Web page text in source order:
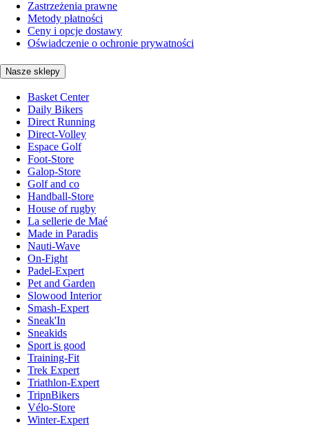
Zastrzeżenia prawne
Metody płatności
Ceny i opcje dostawy
Oświadczenie o ochronie prywatności
Nasze sklepy
Basket Center
Daily Bikers
Direct Running
Direct-Volley
Espace Golf
Foot-Store
Galop-Store
Golf and co
Handball-Store
House of rugby
La sellerie de Maé
Made in Paradis
Nauti-Wave
On-Fight
Padel-Expert
Pet and Garden
Slowood Interior
Smash-Expert
Sneak'In
Sneakids
Sport is good
Training-Fit
Trek Expert
Triathlon-Expert
TripnBikers
Vélo-Store
Winter-Expert